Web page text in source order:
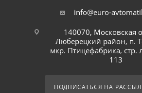
info@euro-
140070, Московская
Люберецкий район, п.
мкр. Птицефабрика, стр.
113
ПОДПИСАТЬСЯ НА